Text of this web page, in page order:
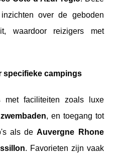
over de geboden
waardoor reizigers met
specifieke campings
met faciliteiten zoals luxe
zwembaden, en toegang tot
als deAuvergne Rhone
. Favorieten zijn vaak